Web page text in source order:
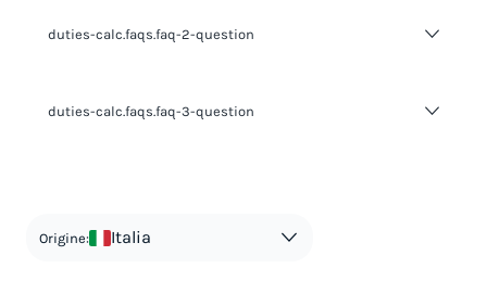
duties-calc.faqs.faq-2-question
duties-calc.faqs.faq-3-question
Origine: Italia